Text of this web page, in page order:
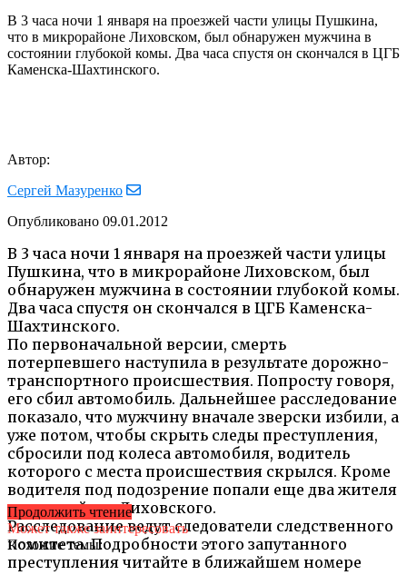
В 3 часа ночи 1 января на проезжей части улицы Пушкина,
что в микрорайоне Лиховском, был обнаружен мужчина в
состоянии глубокой комы. Два часа спустя он скончался в ЦГБ
Каменска-Шахтинского.
Автор:
Сергей Мазуренко
Опубликовано 09.01.2012
В 3 часа ночи 1 января на проезжей части улицы
Пушкина, что в микрорайоне Лиховском, был
обнаружен мужчина в состоянии глубокой комы.
Два часа спустя он скончался в ЦГБ Каменска-
Шахтинского.
По первоначальной версии, смерть
потерпевшего наступила в результате дорожно-
транспортного происшествия. Попросту говоря,
его сбил автомобиль. Дальнейшее расследование
показало, что мужчину вначале зверски избили, а
уже потом, чтобы скрыть следы преступления,
сбросили под колеса автомобиля, водитель
которого с места происшествия скрылся. Кроме
водителя под подозрение попали еще два жителя
микрорайона Лиховского.
Расследование ведут следователи следственного
комитета. Подробности этого запутанного
преступления читайте в ближайшем номере
Продолжить чтение
Может также заинтересовать
Похожие темы: